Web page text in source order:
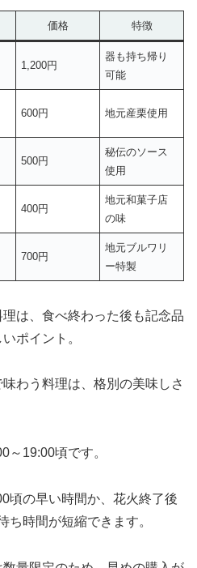
価格 特徴
1,200円
器も持ち帰り
可能
600円 地元産栗使用
500円
秘伝のソース
使用
400円
地元和菓子店
の味
700円
地元ブルワリ
ー特製
は、食べ終わった後も記念品
ポイント。
わう料理は、格別の美味しさ
～19:00頃です。
頃の早い時間か、花火終了後
ち時間が短縮できます。